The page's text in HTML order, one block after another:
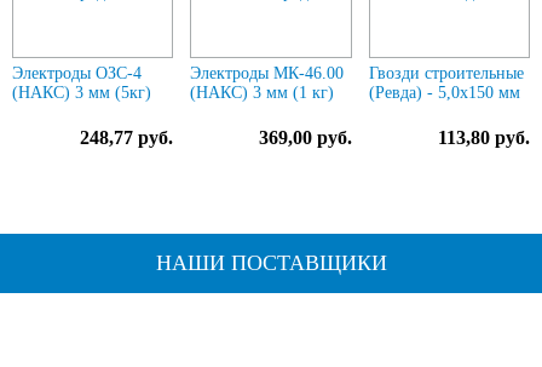
Электроды ОЗС-4
(НАКС) 3 мм (5кг)
248,77 руб.
Электроды МК-46.00
(НАКС) 3 мм (1 кг)
369,00 руб.
Гвозди строительные
(Ревда) - 5,0х150 мм
113,80 руб.
НАШИ ПОСТАВЩИКИ